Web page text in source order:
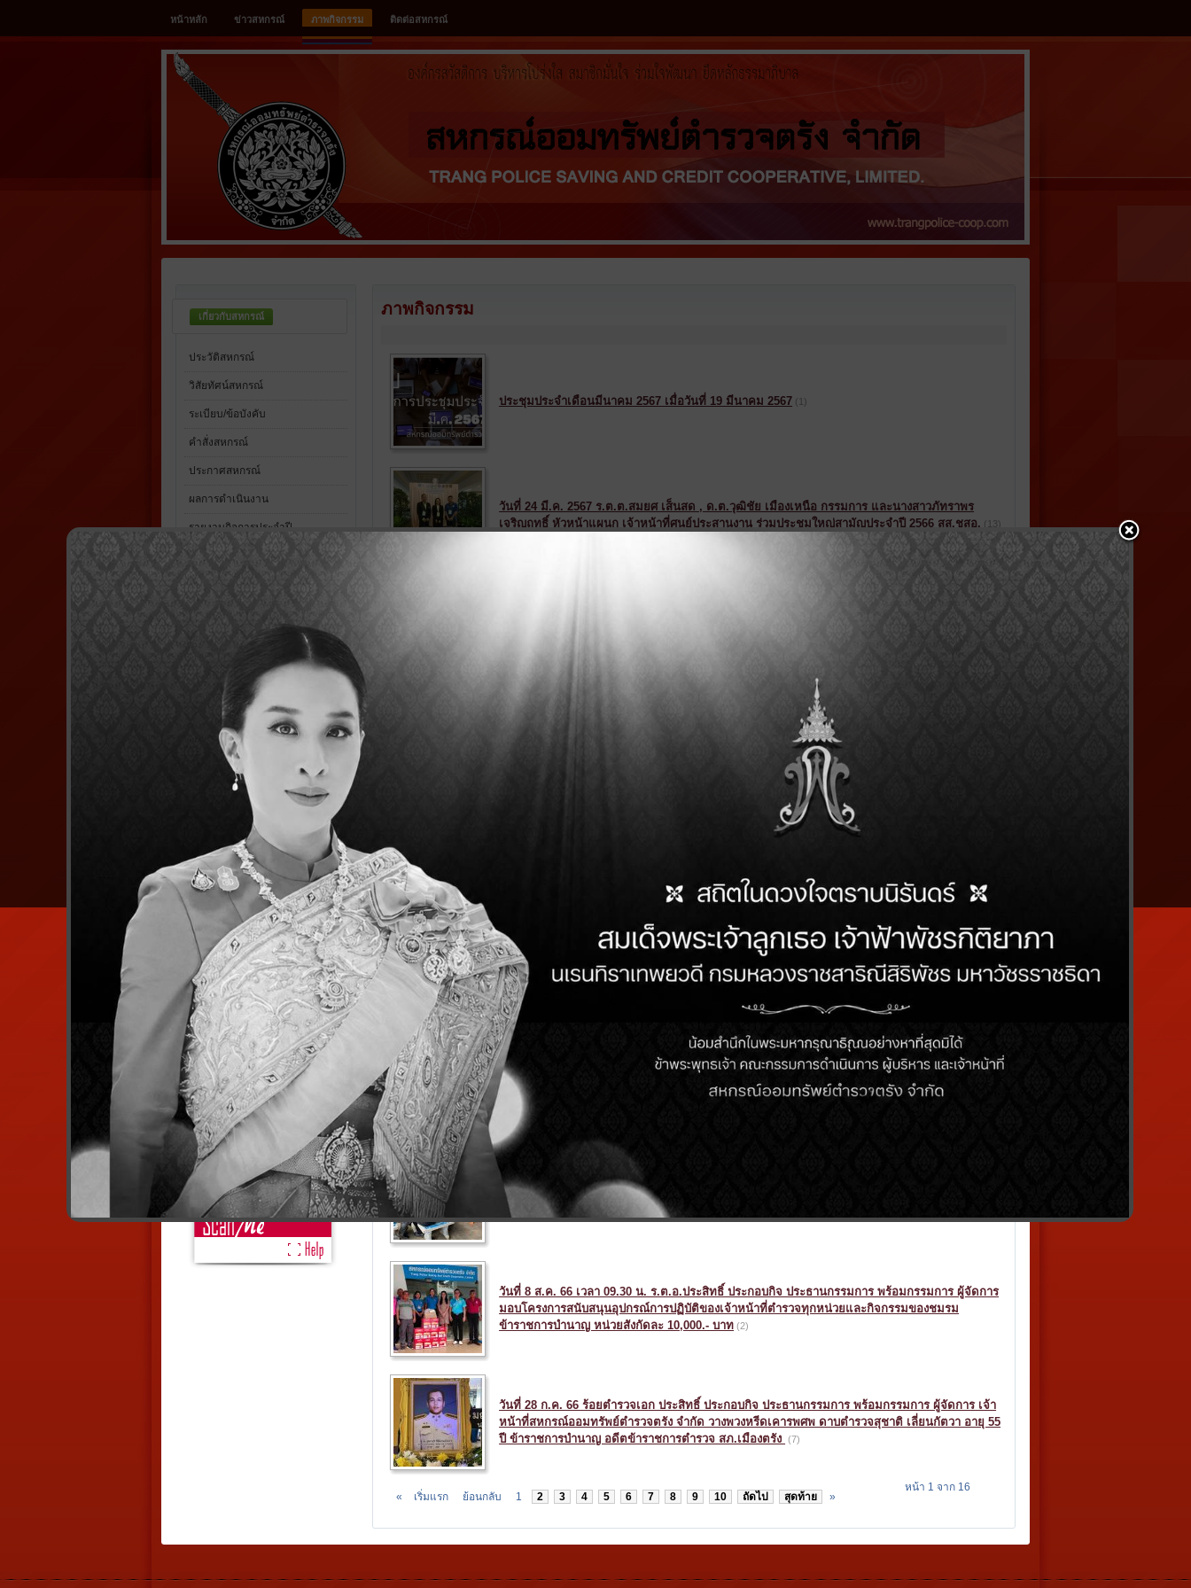
หน้าหลัก ข่าวสหกรณ์ ภาพกิจกรรม ติดต่อสหกรณ์
เกี่ยวกับสหกรณ์
ประวัติสหกรณ์
วิสัยทัศน์สหกรณ์
ระเบียบ/ข้อบังคับ
คำสั่งสหกรณ์
ประกาศสหกรณ์
ผลการดำเนินงาน
รายงานกิจการประจำปี
รายงานประชุมใหญ่สามัญประจำปี
ดาวน์โหลดแบบฟอร์ม
กฏหมายการบริหารสหกรณ์
แผนกลยุทธ์
รายการย่อแสดงสินทรัพย์หนี้สิน
นโยบายข้อมูลส่วนบุคคล (PDPA)
สวัสดิการสมาชิก
บุคลากร
คณะกรรมการดำเนินการ
เจ้าหน้าที่สหกรณ์
ผู้ตรวจสอบกิจการ
ภาพกิจกรรม
ประชุมประจำเดือนมีนาคม 2567 เมื่อวันที่ 19 มีนาคม 2567 (1)
วันที่ 24 มี.ค. 2567 ร.ต.ต.สมยศ เส็นสด , ด.ต.วุฒิชัย เมืองเหนือ กรรมการ และนางสาวภัทราพร
เจริญฤทธิ์ หัวหน้าแผนก เจ้าหน้าที่ศูนย์ประสานงาน ร่วมประชุมใหญ่สามัญประจำปี 2566 สส.ชสอ. (13)
วันที่ 10 กุมภาพันธ์ 2567 สหกรณ์ออมทรัพย์ตำรวจตรัง ประชุมใหญ่สามัญประจำปี2566
วันที่ 7 ก.ย. 66 เวลา 10.22 น. ร.ต.อ.ประสิทธิ์ ประกอบกิจ ประธานกรรมการ มอบหมายให้ นางสาว
ณาฎญา พริ้งคงพล ผู้จัดการ นางพักตร์ประไพ แก่นอิน ผู้ช่วยผู้จัดการ นางสาวภัทราพร เจริญฤทธิ์
หัวหน้าแผนกมอบโครงการสนับสนุนอุปกรณ์การปฏิบัติของเจ้าหน้าที่ตำรวจทุกหน่วย (3)
วันที่ 6 ก.ย. 66 เวลา 14.51 น. ร.ต.อ.ประสิทธิ์ ประกอบกิจ ประธานกรรมการ มอบหมายให้ ร.ต.ท.วร
เชษฐ แก้วเพ็ง ด.ต.สมศักดิ์ ยิ้มย่อง กรรมการ พร้อมเจ้าหน้าที่ มอบโครงการสนับสนุนอุปกรณ์การ
ปฏิบัติของเจ้าหน้าที่ตำรวจทุกหน่วยและกิจกรรมของชมรมข้าราชการบำนาญ (3)
วันที่ 6 กันยายน 2566 เวลา 10.00 - 12.00 น. ร.ต.อ.ประสิทธิ์ ประกอบกิจ ประธานกรรมการ
ร.ต.อ.จรัญ ยอดศรี เลขานุการ ร.ต.ท.วรเชษฐ แก้วเพ็ง ร.ต.ต.ครรชิต สายทอง ด.ต.อนุชา อนันตกุล
ด.ต.สมศักดิ์ ยิ้มย่อง กรรมการ พร้อมนางสาวณาฎญา พริ้งคงพล ผู้จัดการ และ...
วันที่ 8 ส.ค. 66 เวลา 09.30 น. ร.ต.อ.ประสิทธิ์ ประกอบกิจ ประธานกรรมการ พร้อมกรรมการ ผู้จัดการ
มอบโครงการสนับสนุนอุปกรณ์การปฏิบัติของเจ้าหน้าที่ตำรวจทุกหน่วยและกิจกรรมของชมรม
ข้าราชการบำนาญ หน่วยสังกัดละ 10,000.- บาท (2)
วันที่ 28 ก.ค. 66 ร้อยตำรวจเอก ประสิทธิ์ ประกอบกิจ ประธานกรรมการ พร้อมกรรมการ ผู้จัดการ เจ้า
หน้าที่สหกรณ์ออมทรัพย์ตำรวจตรัง จำกัด วางพวงหรีดเคารพศพ ดาบตำรวจสุชาติ เลี่ยนกัตวา อายุ 55
ปี ข้าราชการบำนาญ อดีตข้าราชการตำรวจ สภ.เมืองตรัง (7)
« เริ่มแรก ย้อนกลับ 1 2 3 4 5 6 7 8 9 10 ถัดไป สุดท้าย »
หน้า 1 จาก 16